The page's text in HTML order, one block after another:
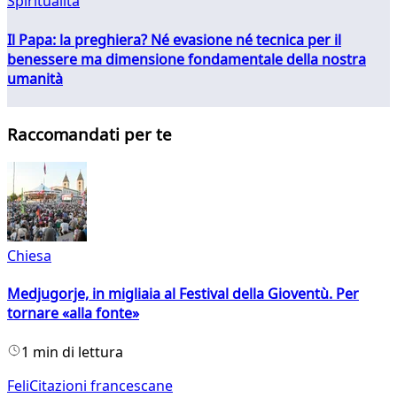
Il Papa: la preghiera? Né evasione né tecnica per il
benessere ma dimensione fondamentale della nostra
umanità
Raccomandati per te
Chiesa
Medjugorje, in migliaia al Festival della Gioventù. Per
tornare «alla fonte»
1 min di lettura
FeliCitazioni francescane